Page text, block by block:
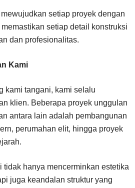
setiap proyek dengan
setiap detail konstruksi
dan profesionalitas.
Kami
kami tangani, kami selalu
klien. Beberapa proyek unggulan
antara lain adalah pembangunan
perumahan elit, hingga proyek
tidak hanya mencerminkan estetika
juga keandalan struktur yang